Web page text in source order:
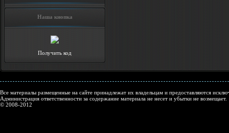
Наша кнопка
Получить код
Все материалы размещенные на сайте принадлежат их владельцам и предоставляются
Администрация ответственности за содержание материала не несет и убытки не возмещает.
© 2008-2012